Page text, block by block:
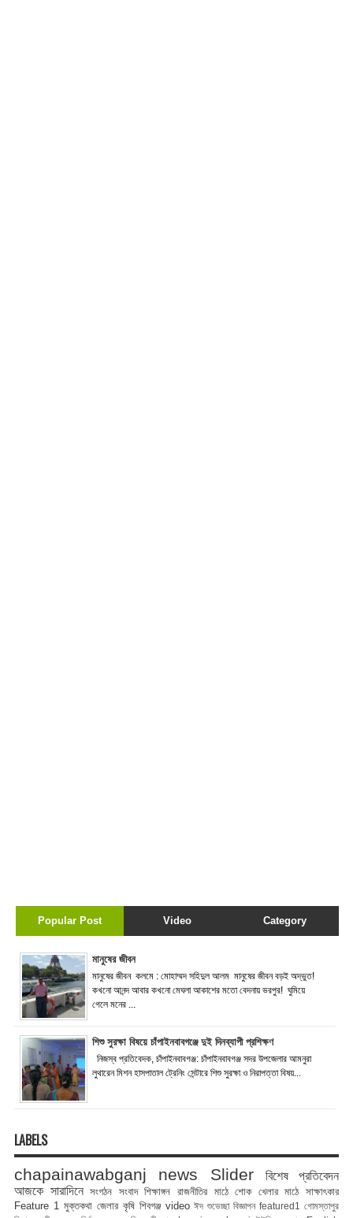
Popular Post Video Category
মানুষের জীবন
মানুষের জীবন কলমে : মোহাম্মদ সহিদুল আলম মানুষের জীবন বড়ই অদ্ভুত!
কখনো আনন্দ আবার কখনো মেঘলা আকাশের মতো বেদনায় ভরপুর! ঘুমিয়ে
গেলে মনের ...
শিশু সুরক্ষা বিষয়ে চাঁপাইনবাবগঞ্জে দুই দিনব্যাপী প্রশিক্ষণ
নিজস্ব প্রতিবেদক, চাঁপাইনবাবগঞ্জ: চাঁপাইনবাবগঞ্জ সদর উপজেলার আমনুরা
লুথারেন মিশন হাসপাতাল ট্রেনিং সেন্টারে শিশু সুরক্ষা ও নিরাপত্তা বিষয়...
LABELS
chapainawabganj news Slider
বিশেষ প্রতিবেদন
আজকে সারাদিনে সংগঠন সংবাদ শিক্ষাঙ্গন রাজনীতির মাঠে শোক খেলার মাঠে
সাক্ষাৎকার
Feature 1 মুক্তকথা জেলার কৃষি শিবগঞ্জ video ঈদ শুভেচ্ছা বিজ্ঞাপন featured1
গোমস্তাপুর